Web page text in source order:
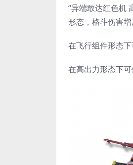
“异端敢达红色机
形态，格斗伤害
在飞行组件形态
在高出力形态下